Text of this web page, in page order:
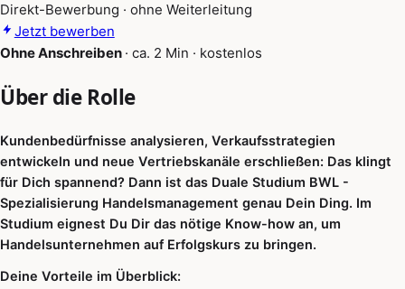
Direkt-Bewerbung · ohne Weiterleitung
Jetzt bewerben
Ohne Anschreiben · ca. 2 Min · kostenlos
Über die Rolle
Kundenbedürfnisse analysieren, Verkaufsstrategien
entwickeln und neue Vertriebskanäle erschließen: Das klingt
für Dich spannend? Dann ist das Duale Studium BWL -
Spezialisierung Handelsmanagement genau Dein Ding. Im
Studium eignest Du Dir das nötige Know-how an, um
Handelsunternehmen auf Erfolgskurs zu bringen.
Deine Vorteile im Überblick: